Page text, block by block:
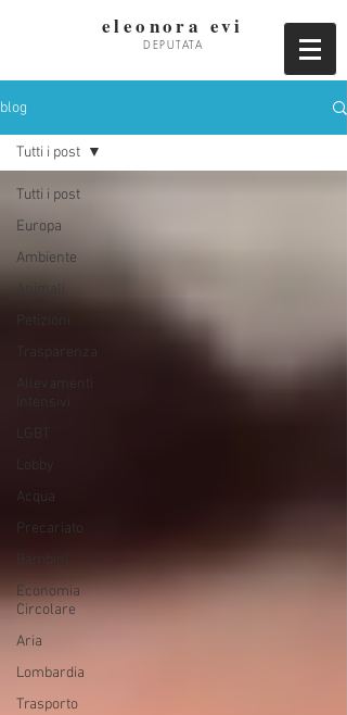
eleonora evi
DEPUTATA
blog
Tutti i post
Europa
Ambiente
Animali
Petizioni
Trasparenza
Acqua
Precariato
Economia
Circolare
Aria
Lombardia
Trasporto
Tutti i post